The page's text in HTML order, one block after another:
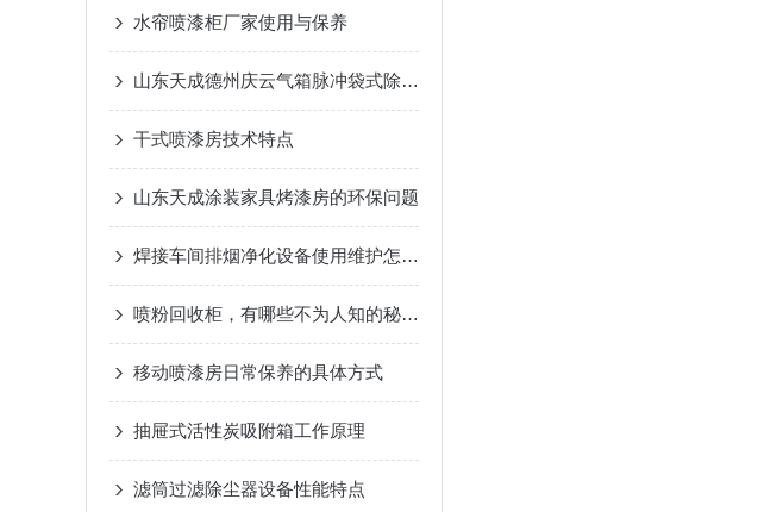
水帘喷漆柜厂家使用与保养
山东天成德州庆云气箱脉冲袋式除尘器的简介及作用
干式喷漆房技术特点
山东天成涂装家具烤漆房的环保问题
焊接车间排烟净化设备使用维护怎么做
喷粉回收柜，有哪些不为人知的秘密？
移动喷漆房日常保养的具体方式
抽屉式活性炭吸附箱工作原理
滤筒过滤除尘器设备性能特点